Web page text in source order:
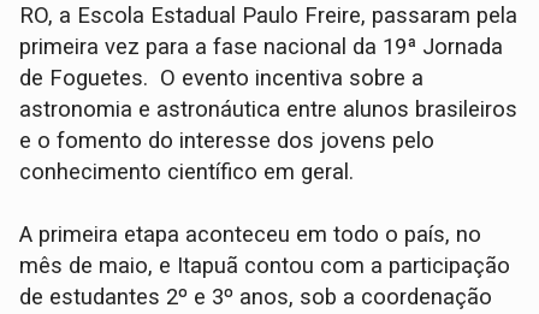
RO, a Escola Estadual Paulo Freire, passaram pela
primeira vez para a fase nacional da 19ª Jornada
de Foguetes. O evento incentiva sobre a
astronomia e astronáutica entre alunos brasileiros
e o fomento do interesse dos jovens pelo
conhecimento científico em geral.
A primeira etapa aconteceu em todo o país, no
mês de maio, e Itapuã contou com a participação
de estudantes 2º e 3º anos, sob a coordenação